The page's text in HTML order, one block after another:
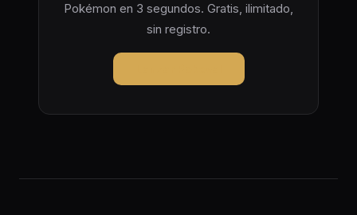
Pokémon en 3 segundos. Gratis, ilimitado,
sin registro.